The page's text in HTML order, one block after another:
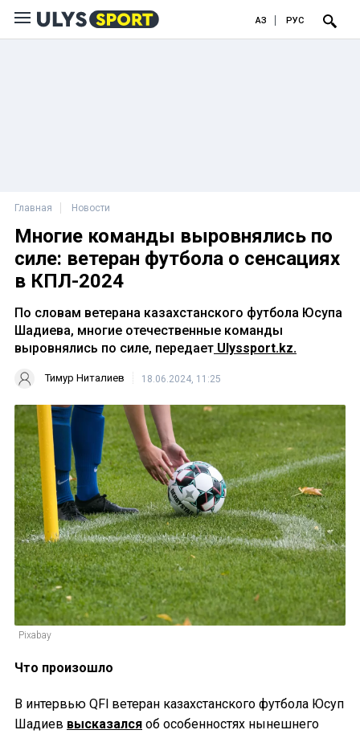
ҚАЗ РУС
Главная Новости
Многие команды выровнялись по
силе: ветеран футбола о сенсациях
в КПЛ-2024
По словам ветерана казахстанского футбола Юсупа
Шадиева, многие отечественные команды
выровнялись по силе, передает Ulyssport.kz.
Тимур Ниталиев 18.06.2024, 11:25
Pixabay
Что произошло
В интервью QFl ветеран казахстанского футбола Юсуп
Шадиев высказался об особенностях нынешнего